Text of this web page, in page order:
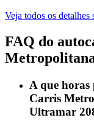
Veja todos os detalhes
FAQ do
A que
Carris
Ultramar